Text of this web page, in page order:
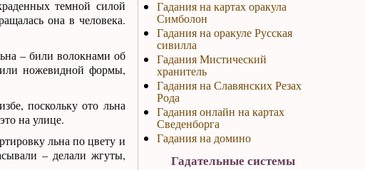
темной силой
она в человека.
– били волокнами об
ножевидной формы,
поскольку ото льна
на улице.
льна по цвету и
– делали жгуты,
Гадания на картах оракула
Симболон
Гадания на оракуле Русская
сивилла
Гадания Мистический
хранитель
Гадания на Славянских Резах
Рода
Гадания онлайн на картах
Сведенборга
Гадания на домино
Гадательные системы